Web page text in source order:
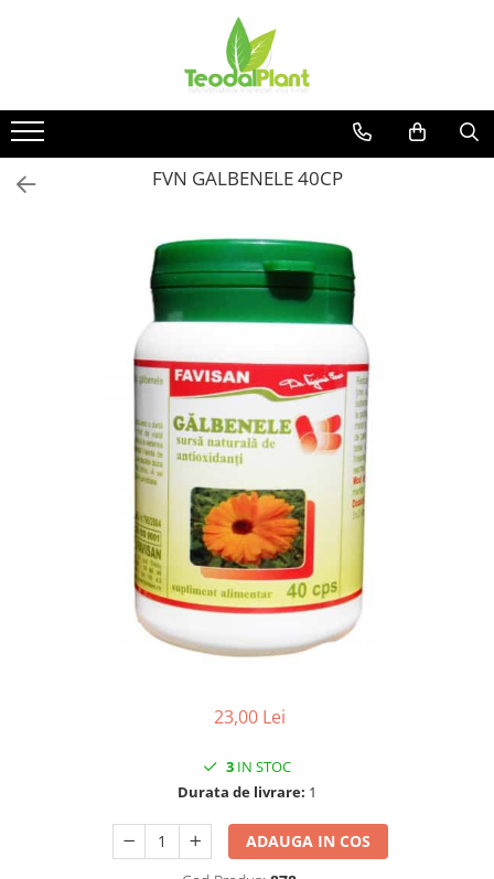
SUPLIMENTE ARTICULATII
ANTIINFLAMATOARE
SUPLIMENTE TONICE
SUPLIMENTE DIABET
SUPLIMENTE DIVERSE
SUPLIMENTE HORMONALE
SUPLIMENTE CARDIO VASCULARE
HEPATOPROTECTOARE-BILA
SUPLIMENTE MEMORIE SI
SUPLIMENTE POTENȚĂ
SUPLIMENTE PROSTATĂ
SUPLIMENTE SLĂBIRE
SUPLIMENTE VITAMINE ȘI
SUPLIMENTE SOMN DEPRESIE
SUPLIMENTE COLESTEROL
SUPLIMENTE RĂCEALĂ- APARAT
RESPIRATOR ANTIVIRAL
SUPLIMENTE ANTIOXIDANȚI-
FVN GALBENELE 40CP
23,00 Lei
3 IN STOC
Durata de livrare: 1
ADAUGA IN COS